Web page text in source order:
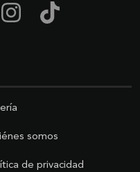
somos
de privacidad